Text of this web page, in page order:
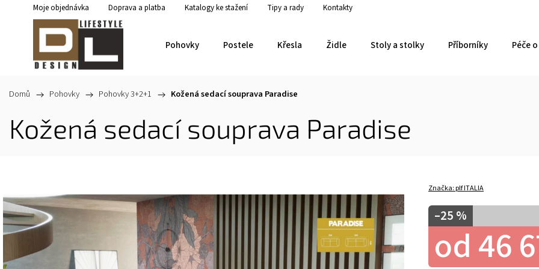
Moje objednávka Doprava a platba Katalogy ke stažení Tipy a rady Kontakty
Pohovky Postele Křesla Židle Stoly a stolky Příborníky Péče
Domů / Pohovky / Pohovky 3+2+1 / Kožená sedací souprava Paradise
Kožená sedací souprava Paradise
Značka:plf ITALIA
–25 %
od 46